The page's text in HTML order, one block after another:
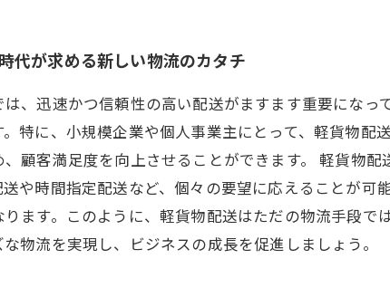
あなたのビジネスに役立つ軽貨物
代が求める新しい物流のカタチ
、迅速かつ信頼性の高い配送がますます重要にな
特に、小規模企業や個人事業主にとって、軽貨物
顧客満足度を向上させることができます。 軽貨物
や時間指定配送など、個々の要望に応えることが
ます。このように、軽貨物配送はただの物流手段
物流を実現し、ビジネスの成長を促進しましょう。